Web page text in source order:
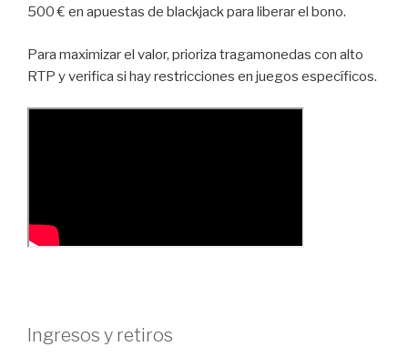
500 € en apuestas de blackjack para liberar el bono.
Para maximizar el valor, prioriza tragamonedas con alto
RTP y verifica si hay restricciones en juegos específicos.
Ingresos y retiros